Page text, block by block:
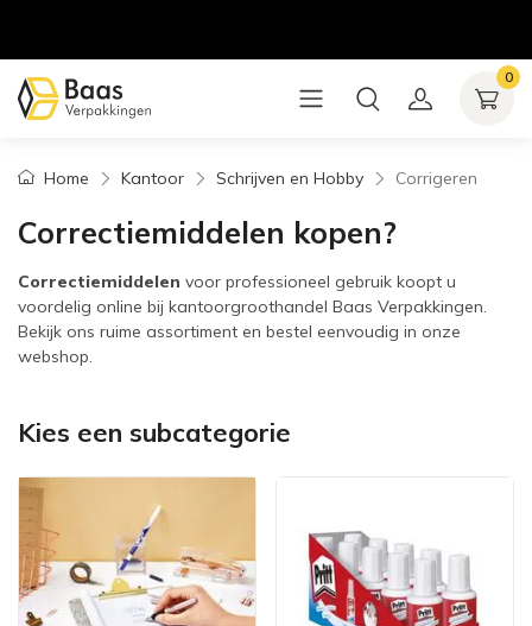
0
Home Kantoor Schrijven en Hobby Corrigeren
Correctiemiddelen kopen?
Correctiemiddelen voor professioneel gebruik koopt u
voordelig online bij kantoorgroothandel Baas Verpakkingen.
Bekijk ons ruime assortiment en bestel eenvoudig in onze
webshop.
Kies een subcategorie